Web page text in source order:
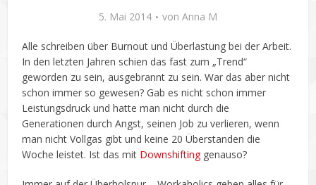
5. Mai 2014 von Anna M
Alle schreiben über Burnout und Überlastung bei der Arbeit.
In den letzten Jahren schien das fast zum „Trend“
geworden zu sein, ausgebrannt zu sein. War das aber nicht
schon immer so gewesen? Gab es nicht schon immer
Leistungsdruck und hatte man nicht durch die
Generationen durch Angst, seinen Job zu verlieren, wenn
man nicht Vollgas gibt und keine 20 Überstanden die
Woche leistet. Ist das mit Downshiftinggenauso?